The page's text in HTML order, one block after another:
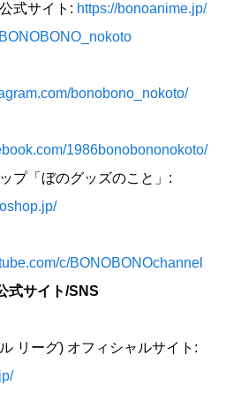
式サイト: https://bonoanime.jp/
bonobono_nokoto/
1986bonobononokoto/
プ「ぼのグッズのこと」:
c/BONOBONOchannel
式サイト/SNS
リーグ) オフィシャルサイト: